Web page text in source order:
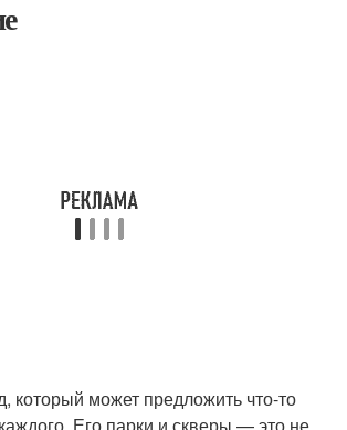
который может предложить что-то